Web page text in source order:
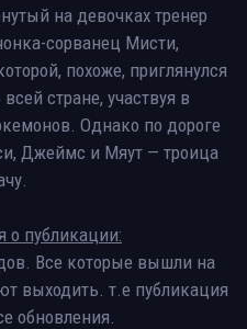
на девочках тренер
сорванец Мисти,
похоже, приглянулся
стране, участвуя в
Однако по дороге
Джеймс и Мяут — троица
о публикации:
Все которые вышли на
выходить. т.е публикация
обновления.